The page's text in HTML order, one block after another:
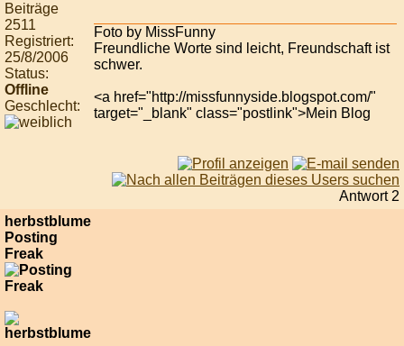
Beiträge
2511
Registriert:
25/8/2006
Status:
Offline
Geschlecht:
Foto by MissFunny
Freundliche Worte sind leicht, Freundschaft ist
schwer.
<a href="http://missfunnyside.blogspot.com/"
target="_blank" class="postlink">Mein Blog
Antwort 2
herbstblume
Posting
Freak